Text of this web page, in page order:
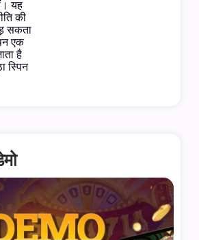
यह
की
सकता
एक
है
स्पिन